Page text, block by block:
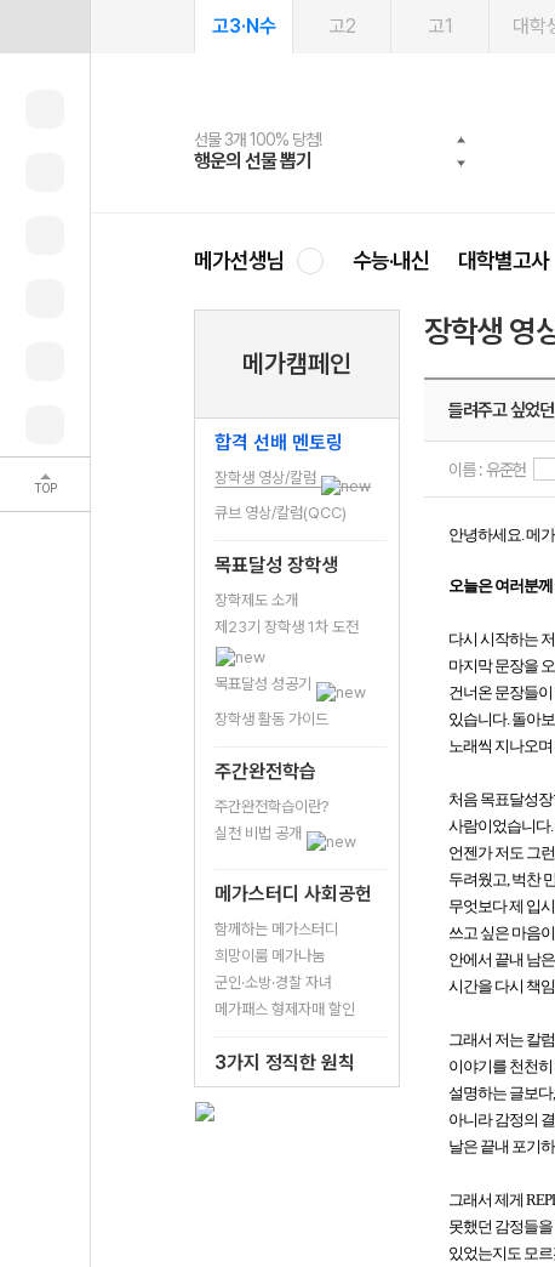
TOP
고3·N수 고2 고1 대학
선물 3개 100% 당첨!
행운의 선물 뽑기
선물 100% 증정!
메가스터디 X 올리브
여름방학 스터디 캐시백
메가런 썸머스쿨
2027 러셀 단과
강사 공개선발
스마트러닝앱
설문 EVENT
메가패스
3일 무료 체험권
메가패스 수강생 무료혜택!
메가클럽 멤버십
사회공헌 캠페인
희망이룸 메가나눔
메가선생님 수능·내신 대학별고사
메가캠페인
합격 선배 멘토링
장학생 영상/칼럼
큐브 영상/칼럼(QCC)
목표달성 장학생
장학제도 소개
제23기 장학생 1차 도전
목표달성 성공기
장학생 활동 가이드
주간완전학습
주간완전학습이란?
실천 비법 공개
메가스터디 사회공헌
함께하는 메가스터디
희망이룸 메가나눔
군인·소방·경찰 자녀
메가패스 형제자매 할인
3가지 정직한 원칙
장학생 영
들려주고 싶었던
이름 : 유준헌
안녕하세요. 메
오늘은 여러분
다시 시작하는
마지막 문장을
건너온 문장들
있습니다. 돌아
노래씩 지나오
처음 목표달성
사람이었습니다.
언젠가 저도 그
두려웠고, 벅찬
무엇보다 제 입
쓰고 싶은 마음
안에서 끝내 남
시간을 다시 책
그래서 저는 칼
이야기를 천천
설명하는 글보다
아니라 감정의
날은 끝내 포기
그래서 제게
못했던 감정들
있었는지도 모